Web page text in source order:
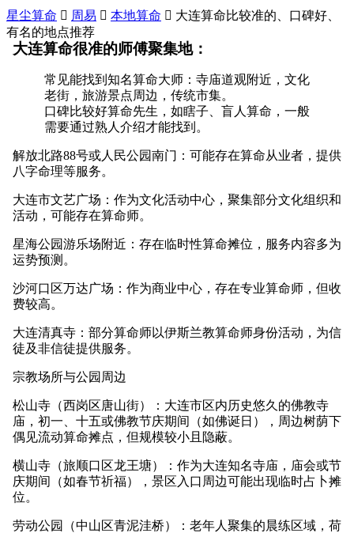
星尘算命  周易  本地算命  大连算命比较准的、口碑好、
有名的地点推荐
大连算命很准的师傅聚集地：
常见能找到知名算命大师：寺庙道观附近，文化
老街，旅游景点周边，传统市集。
口碑比较好算命先生，如瞎子、盲人算命，一般
需要通过熟人介绍才能找到。
解放北路88号或人民公园南门：可能存在算命从业者，提供
八字命理等服务。
大连市文艺广场：作为文化活动中心，聚集部分文化组织和
活动，可能存在算命师。
星海公园游乐场附近：存在临时性算命摊位，服务内容多为
运势预测。
沙河口区万达广场：作为商业中心，存在专业算命师，但收
费较高。
大连清真寺：部分算命师以伊斯兰教算命师身份活动，为信
徒及非信徒提供服务。
宗教场所与公园周边
松山寺（西岗区唐山街）：大连市区内历史悠久的佛教寺
庙，初一、十五或佛教节庆期间（如佛诞日），周边树荫下
偶见流动算命摊点，但规模较小且隐蔽。
横山寺（旅顺口区龙王塘）：作为大连知名寺庙，庙会或节
庆期间（如春节祈福），景区入口周边可能出现临时占卜摊
位。
劳动公园（中山区青泥洼桥）：老年人聚集的晨练区域，荷